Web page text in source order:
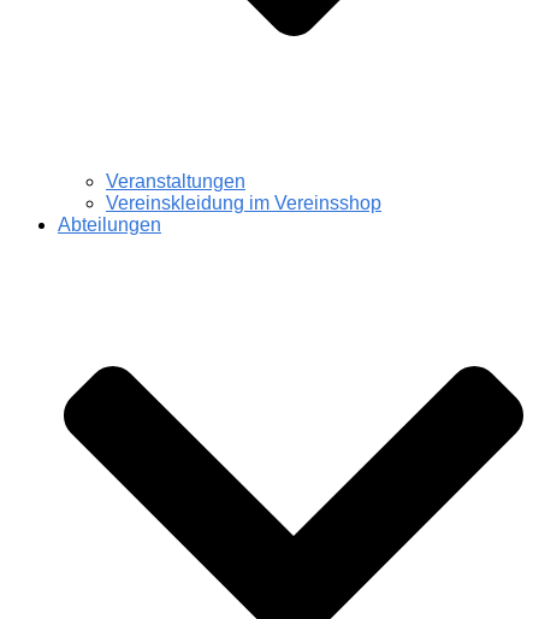
Veranstaltungen
Vereinskleidung im Vereinsshop
Abteilungen